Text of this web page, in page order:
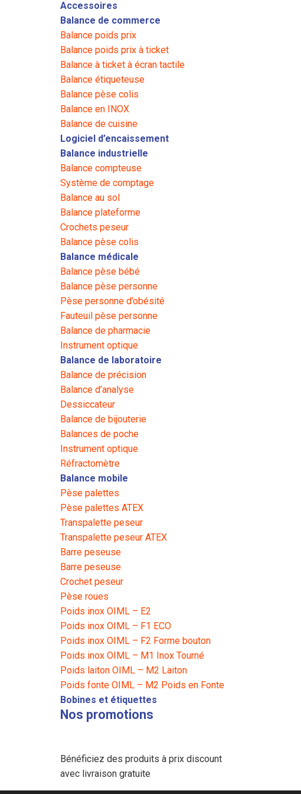
Accessoires
Balance de commerce
Balance poids prix
Balance poids prix à ticket
Balance à ticket à écran tactile
Balance étiqueteuse
Balance pèse colis
Balance en INOX
Balance de cuisine
Logiciel d’encaissement
Balance industrielle
Balance compteuse
Système de comptage
Balance au sol
Balance plateforme
Crochets peseur
Balance pèse colis
Balance médicale
Balance pèse bébé
Balance pèse personne
Pèse personne d’obésité
Fauteuil pèse personne
Balance de pharmacie
Instrument optique
Balance de laboratoire
Balance de précision
Balance d’analyse
Dessiccateur
Balance de bijouterie
Balances de poche
Instrument optique
Réfractomètre
Balance mobile
Pèse palettes
Pèse palettes ATEX
Transpalette peseur
Transpalette peseur ATEX
Barre peseuse
Barre peseuse
Crochet peseur
Pèse roues
Poids inox OIML – E2
Poids inox OIML – F1 ECO
Poids inox OIML – F2 Forme bouton
Poids inox OIML – M1 Inox Tourné
Poids laiton OIML – M2 Laiton
Poids fonte OIML – M2 Poids en Fonte
Bobines et étiquettes
Nos promotions
Bénéficiez des produits à prix discount
avec livraison gratuite